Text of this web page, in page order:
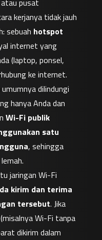
pusat
kerjanya tidak jauh
sebuah hotspot
internet yang
(laptop, ponsel,
ke internet.
dilindungi
hanya Anda dan
Wi-Fi publik
satu
, sehingga
jaringan Wi-Fi
kirim dan terima
tersebut. Jika
(misalnya Wi-Fi tanpa
dikirim dalam